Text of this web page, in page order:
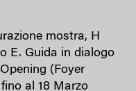
mostra, H
E. Guida in dialogo
(Foyer
al 18 Marzo